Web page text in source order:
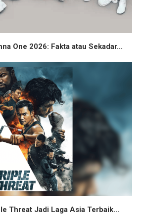
One 2026: Fakta atau Sekadar...
Threat Jadi Laga Asia Terbaik...